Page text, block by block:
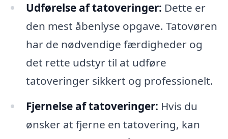
Udførelse af tatoveringer: Dette er
den mest åbenlyse opgave. Tatovøren
har de nødvendige færdigheder og
det rette udstyr til at udføre
tatoveringer sikkert og professionelt.
Fjernelse af tatoveringer: Hvis du
ønsker at fjerne en tatovering, kan